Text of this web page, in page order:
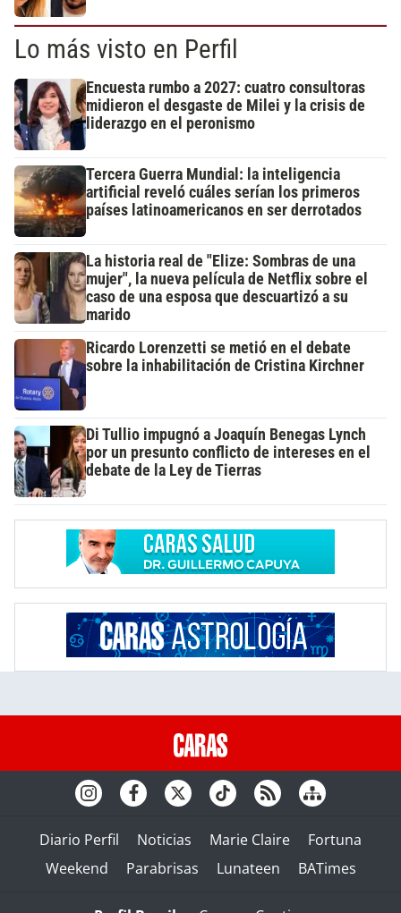
Lo más visto en Perfil
Encuesta rumbo a 2027: cuatro consultoras
midieron el desgaste de Milei y la crisis de
liderazgo en el peronismo
Tercera Guerra Mundial: la inteligencia
artificial reveló cuáles serían los primeros
países latinoamericanos en ser derrotados
La historia real de "Elize: Sombras de una
mujer", la nueva película de Netflix sobre el
caso de una esposa que descuartizó a su
marido
Ricardo Lorenzetti se metió en el debate
sobre la inhabilitación de Cristina Kirchner
Di Tullio impugnó a Joaquín Benegas Lynch
por un presunto conflicto de intereses en el
debate de la Ley de Tierras
Diario Perfil Noticias Marie Claire
Fortuna
Weekend
Parabrisas Lunateen BATimes